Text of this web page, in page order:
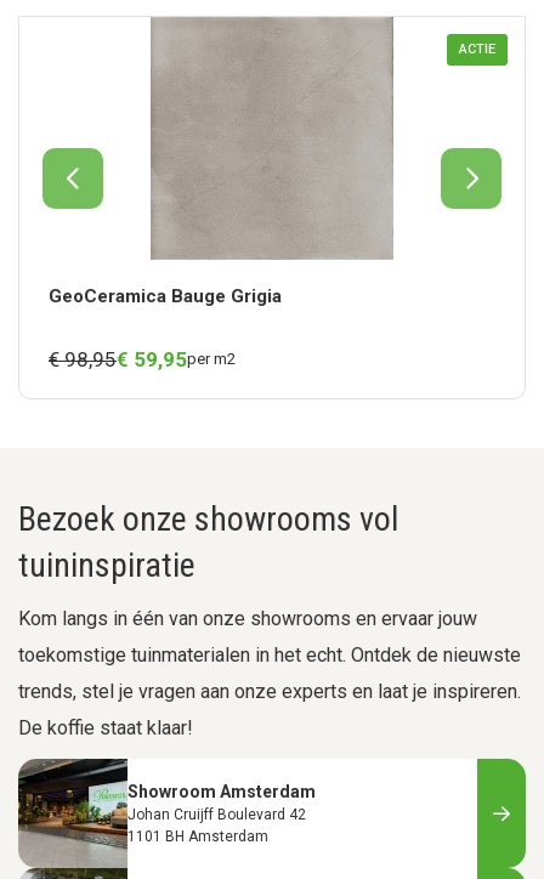
ACTIE
GeoCeramica Bauge Grigia
€ 98,95€ 59,95per m2
Bezoek onze showrooms vol
tuininspiratie
Kom langs in één van onze showrooms en ervaar jouw
toekomstige tuinmaterialen in het echt. Ontdek de nieuwste
trends, stel je vragen aan onze experts en laat je inspireren.
De koffie staat klaar!
Showroom Amsterdam
Johan Cruijff Boulevard 42
1101 BH Amsterdam